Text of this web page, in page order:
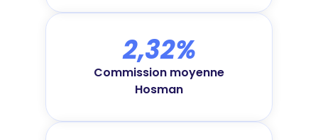
2,32%
Commission moyenne
Hosman